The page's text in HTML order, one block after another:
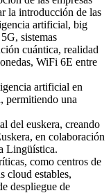
la introducción de las
artificial, big
sistemas
cuántica, realidad
WiFi 6E entre
artificial en
permitiendo una
del euskera, creando
en colaboración
Lingüística.
como centros de
cloud estables,
despliegue de